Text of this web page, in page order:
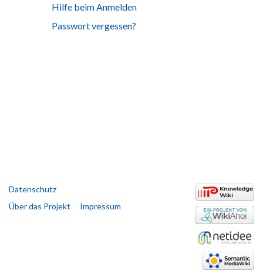
Hilfe beim Anmelden
Passwort vergessen?
Datenschutz
Über das Projekt
Impressum